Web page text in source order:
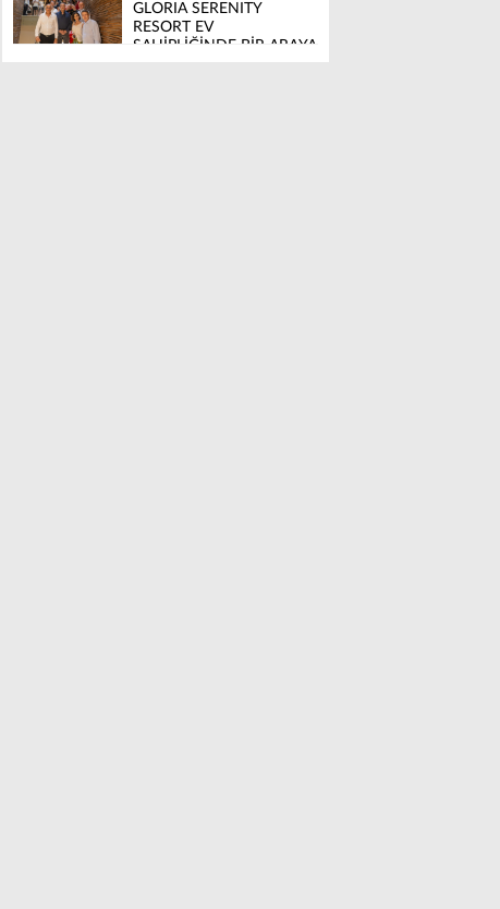
GLORIA SERENITY
RESORT EV
SAHİPLİĞİNDE BİR ARAYA